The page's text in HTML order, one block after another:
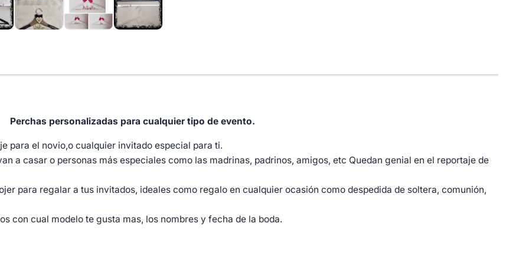
Perchas personalizadas para cualquier tipo de evento.
para el novio,o cualquier invitado especial para ti.
a casar o personas más especiales como las madrinas, padrinos, amigos, etc Quedan genial en el reportaje de
para regalar a tus invitados, ideales como regalo en cualquier ocasión como despedida de soltera, comunión,
con cual modelo te gusta mas, los nombres y fecha de la boda.